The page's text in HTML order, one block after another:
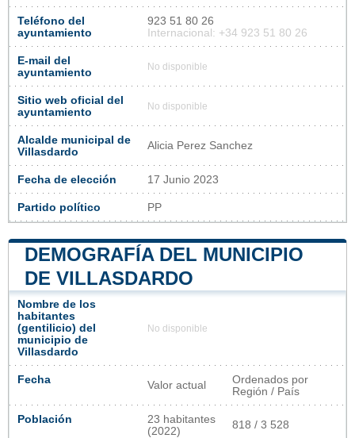
Teléfono del
ayuntamiento
923 51 80 26
Internacional: +34 923 51 80 26
E-mail del
ayuntamiento
No disponible
Sitio web oficial del
ayuntamiento
No disponible
Alcalde municipal de
Villasdardo
Alicia Perez Sanchez
Fecha de elección 17 Junio 2023
Partido político PP
DEMOGRAFÍA DEL MUNICIPIO
DE VILLASDARDO
Nombre de los
habitantes
(gentilicio) del
municipio de
Villasdardo
No disponible
Fecha Valor actual
Ordenados por
Región / País
Población
23 habitantes
(2022)
818 / 3 528